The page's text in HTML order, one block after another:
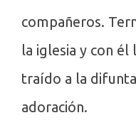
compañeros.
la iglesia y con él
traído a la
adoración.